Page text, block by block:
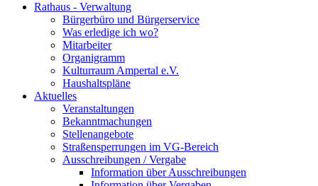
Rathaus - Verwaltung
Bürgerbüro und Bürgerservice
Was erledige ich wo?
Mitarbeiter
Organigramm
Kulturraum Ampertal e.V.
Haushaltspläne
Aktuelles
Veranstaltungen
Bekanntmachungen
Stellenangebote
Straßensperrungen im VG-Bereich
Ausschreibungen / Vergabe
Information über Ausschreibungen